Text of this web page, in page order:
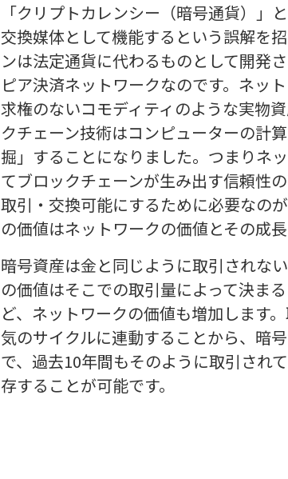
「クリプトカレンシー（暗号通貨）
交換媒体として機能するという誤解を
ンは法定通貨に代わるものとして開発
ピア決済ネットワークなのです。ネッ
求権のないコモディティのような実物
クチェーン技術はコンピューターの計
掘」することになりました。つまりネ
てブロックチェーンが生み出す信頼性
取引・交換可能にするために必要なの
の価値はネットワークの価値とその成長
暗号資産は金と同じように取引されな
の価値はそこでの取引量によって決ま
ど、ネットワークの価値も増加します
気のサイクルに連動することから、暗
で、過去10年間もそのように取引され
存することが可能です。